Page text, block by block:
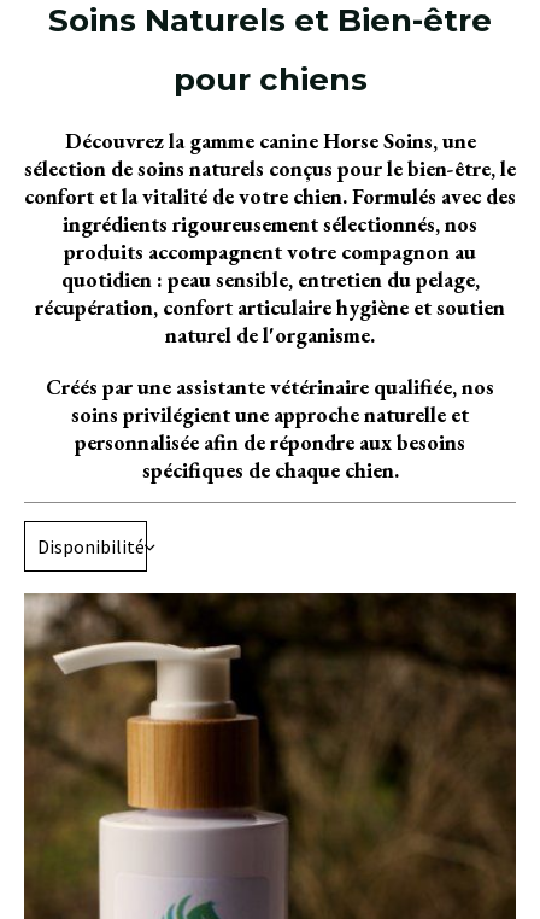
Soins Naturels et Bien-être
pour chiens
Découvrez la gamme canine Horse Soins, une
sélection de soins naturels conçus pour le bien-être, le
confort et la vitalité de votre chien. Formulés avec des
ingrédients rigoureusement sélectionnés, nos
produits accompagnent votre compagnon au
quotidien : peau sensible, entretien du pelage,
récupération, confort articulaire hygiène et soutien
naturel de l'organisme.
Créés par une assistante vétérinaire qualifiée, nos
soins privilégient une approche naturelle et
personnalisée afin de répondre aux besoins
spécifiques de chaque chien.
Disponibilité